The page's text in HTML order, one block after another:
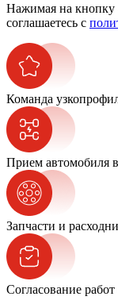
Нажимая на кнопку
соглашаетесь с
Команда
Прием автомобиля
Запчасти и
Согласование